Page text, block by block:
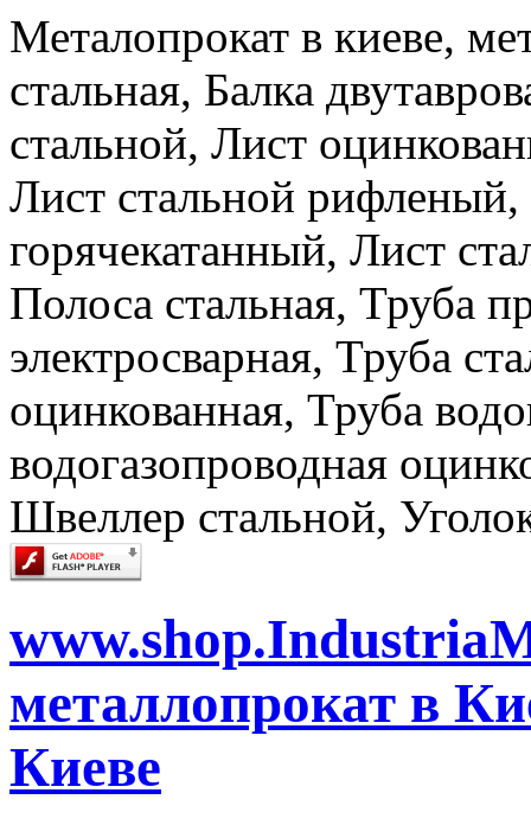
Металопрокат в киеве,
стальная, Балка
стальной, Лист
Лист стальной рифленый,
горячекатанный, Лист
Полоса стальная, Труба
электросварная, Труба
оцинкованная, Труба
водогазопроводная
Швеллер стальной,
металлопрокат в
Киеве